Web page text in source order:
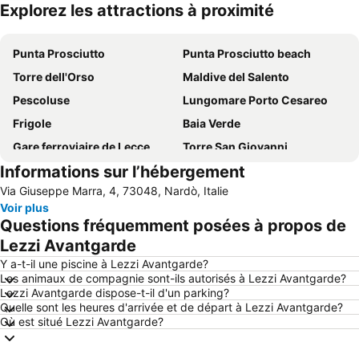
Explorez les attractions à proximité
Punta Prosciutto
Punta Prosciutto beach
Torre dell'Orso
Maldive del Salento
Pescoluse
Lungomare Porto Cesareo
Frigole
Baia Verde
Gare ferroviaire de Lecce
Torre San Giovanni
Punta della Suina
Promenade en bord de mer
Centro storico
Basilique de Sainte-Croix
San Foca Centro
Baia dei Turchi
Punta Pizzo beach
Torre Specchia
Campomarino di Maruggio
Gare ferroviaire de Gallipolli
Masseria del Mirante
San Pietro in Bevagna
Parco Naturale Regionale Porto Selvaggio e Palude del Capitano
Amphithéâtre Romain de Lecce
Torre Cesarea
Informations sur l’hébergement
Via Giuseppe Marra, 4, 73048, Nardò, Italie
Voir plus
Questions fréquemment posées à propos de
Lezzi Avantgarde
Y a-t-il une piscine à Lezzi Avantgarde?
Les animaux de compagnie sont-ils autorisés à Lezzi Avantgarde?
Lezzi Avantgarde dispose-t-il d'un parking?
Quelle sont les heures d'arrivée et de départ à Lezzi Avantgarde?
Où est situé Lezzi Avantgarde?